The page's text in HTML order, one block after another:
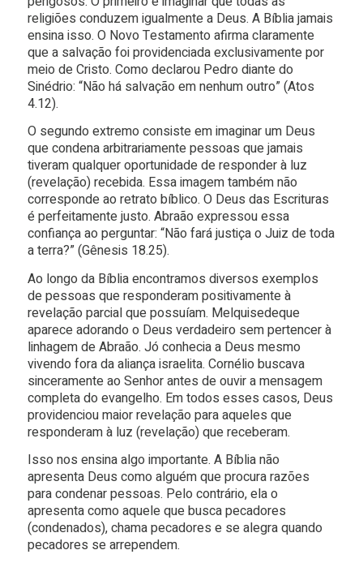
religiões conduzem igualmente a Deus. A Bíblia jamais
ensina isso. O Novo Testamento afirma claramente
que a salvação foi providenciada exclusivamente por
meio de Cristo. Como declarou Pedro diante do
Sinédrio: “Não há salvação em nenhum outro” (Atos
4.12).
O segundo extremo consiste em imaginar um Deus
que condena arbitrariamente pessoas que jamais
tiveram qualquer oportunidade de responder à luz
(revelação) recebida. Essa imagem também não
corresponde ao retrato bíblico. O Deus das Escrituras
é perfeitamente justo. Abraão expressou essa
confiança ao perguntar: “Não fará justiça o Juiz de toda
a terra?” (Gênesis 18.25).
Ao longo da Bíblia encontramos diversos exemplos
de pessoas que responderam positivamente à
revelação parcial que possuíam. Melquisedeque
aparece adorando o Deus verdadeiro sem pertencer à
linhagem de Abraão. Jó conhecia a Deus mesmo
vivendo fora da aliança israelita. Cornélio buscava
sinceramente ao Senhor antes de ouvir a mensagem
completa do evangelho. Em todos esses casos, Deus
providenciou maior revelação para aqueles que
responderam à luz (revelação) que receberam.
Isso nos ensina algo importante. A Bíblia não
apresenta Deus como alguém que procura razões
para condenar pessoas. Pelo contrário, ela o
apresenta como aquele que busca pecadores
(condenados), chama pecadores e se alegra quando
pecadores se arrependem.